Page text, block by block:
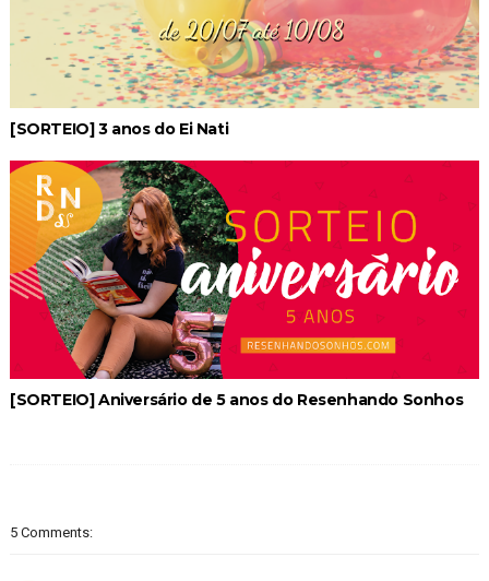
[SORTEIO] 3 anos do Ei Nati
[SORTEIO] Aniversário de 5 anos do Resenhando Sonhos
5 Comments: